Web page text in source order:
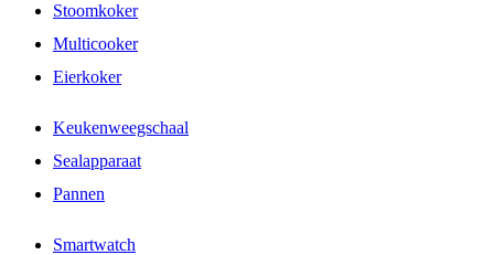
Stoomkoker
Multicooker
Eierkoker
Keukenweegschaal
Sealapparaat
Pannen
Smartwatch